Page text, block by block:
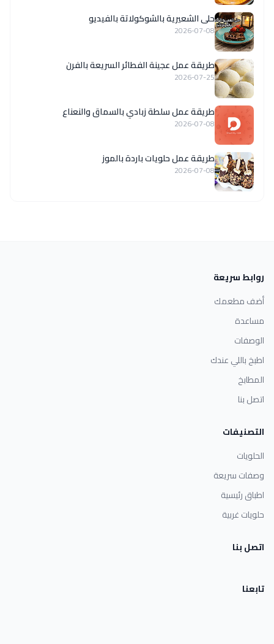
حلى الشعيرية بالشوكولاتة بالفيديو
2026-07-08
طريقة عمل عجينة الفطائر السريعة بالفرن
2026-07-25
طريقة عمل سلطة زبادي بالسماق والنعناع
2026-07-08
طريقة عمل حلويات باردة بالموز
2026-07-08
روابط سريعة
أضف مطعمك
مساعدة
الوصفات
اطبخ باللي عندك
المطابخ
اتصل بنا
التصنيفات
الحلويات
وصفات سريعة
اطباق رئيسية
حلويات غربية
اتصل بنا
تابعنا